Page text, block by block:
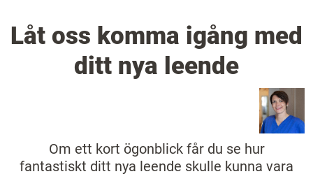
Låt oss komma igång med
ditt nya leende
Om ett kort ögonblick får du se hur
fantastiskt ditt nya leende skulle kunna vara